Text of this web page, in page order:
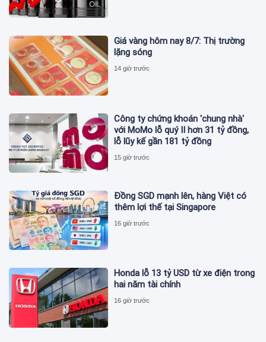
Giá vàng hôm nay 8/7: Thị trường
lặng sóng
14 giờ trước
Công ty chứng khoán 'chung nhà'
với MoMo lỗ quý II hơn 31 tỷ đồng,
lỗ lũy kế gần 181 tỷ đồng
15 giờ trước
Đồng SGD mạnh lên, hàng Việt có
thêm lợi thế tại Singapore
16 giờ trước
Honda lỗ 13 tỷ USD từ xe điện trong
hai năm tài chính
16 giờ trước